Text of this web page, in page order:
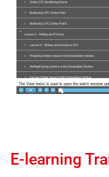
E-learning